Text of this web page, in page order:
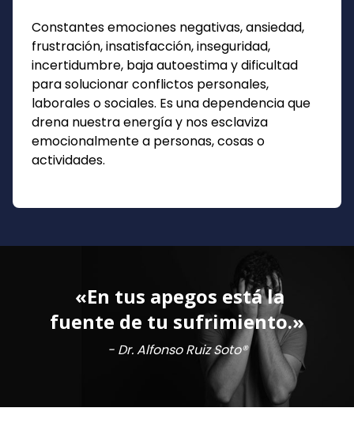
Constantes emociones negativas, ansiedad,
frustración, insatisfacción, inseguridad,
incertidumbre, baja autoestima y dificultad
para solucionar conflictos personales,
laborales o sociales. Es una dependencia que
drena nuestra energía y nos esclaviza
emocionalmente a personas, cosas o
actividades.
⁠ ⁠«En tus apegos está la
fuente de tu sufrimiento.»
- Dr. Alfonso Ruiz Soto®